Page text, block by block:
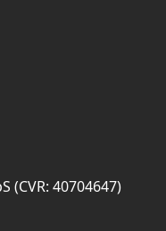
(CVR: 40704647)